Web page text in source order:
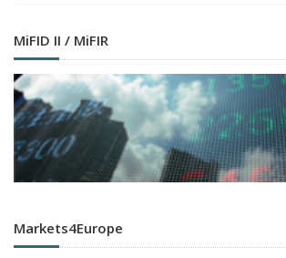
MiFID II / MiFIR
Markets4Europe